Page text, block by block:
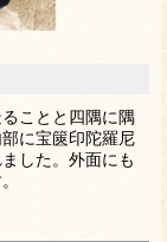
ことと四隅に隅
に宝篋印陀羅尼
した。外面にも